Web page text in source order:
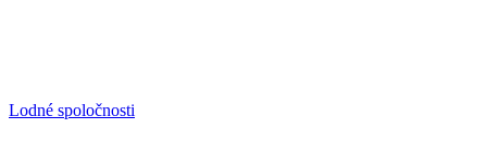
Lodné spoločnosti